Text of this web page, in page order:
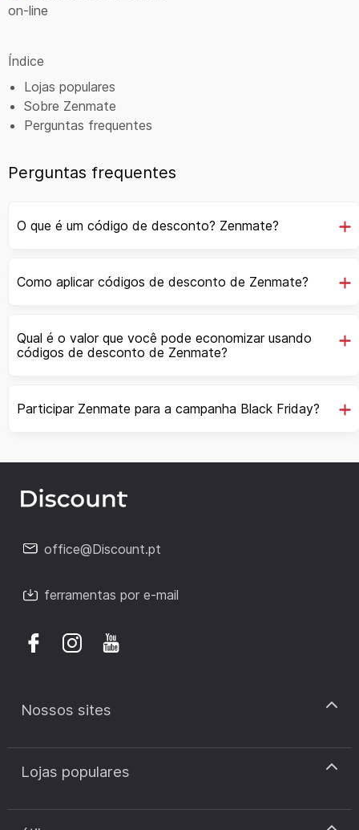
on-line
Índice
Lojas populares
Sobre Zenmate
Perguntas frequentes
Perguntas frequentes
O que é um código de desconto? Zenmate?
Como aplicar códigos de desconto de Zenmate?
Qual é o valor que você pode economizar usando
códigos de desconto de Zenmate?
Participar Zenmate para a campanha Black Friday?
office@Discount.pt
ferramentas por e-mail
Nossos sites
discount.pt
discount.sk
Lojas populares
Cupão de desconto Zooplus